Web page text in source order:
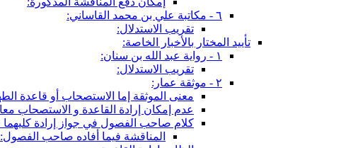
٦ - مكاتبة علي بن محمد القاساني:
تقريب الاستدلال:
تأييد المختار بالأخبار الخاصة:
١ - رواية عبد الله بن سنان:
تقريب الاستدلال:
٢ - موثقة عمار:
معنى الموثقة إما الاستصحاب أو قاعدة
عدم إمكان إرادة القاعدة و الاستصحاب
كلام صاحب الفصول في جواز إرادة كليهما
المناقشة فيما أفاده صاحب الفصول: